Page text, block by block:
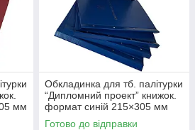
мм
Обкладинка для тб. палітурки
“Дипломний проект” книжок.
формат синій 215×305 мм
(20мм) (1 шт)
Готово до відправки